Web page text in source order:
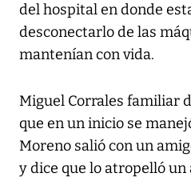
del hospital en donde
desconectarlo de las
mantenían con vida.
Miguel Corrales familiar
que en un inicio se
Moreno salió con un
y dice que lo atropelló un